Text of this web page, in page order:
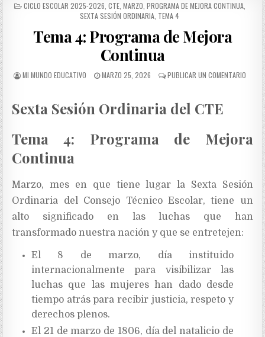
CICLO ESCOLAR 2025-2026 CTE, MARZO PROGRAMA DE MEJORA CONTINUA,
SEXTA SESIÓN ORDINARIA TEMA 4
Tema 4: Programa de Mejora
Continua
MI MUNDO EDUCATIVO MARZO 25, 2026 PUBLICAR UN COMENTARIO
Sexta Sesión Ordinaria del CTE
Tema 4: Programa de Mejora
Continua
Marzo, mes en que tiene lugar la Sexta Sesión
Ordinaria del Consejo Técnico Escolar, tiene un
alto significado en las luchas que han
transformado nuestra nación y que se entretejen:
El 8 de marzo, día instituido
internacionalmente para visibilizar las
luchas que las mujeres han dado desde
tiempo atrás para recibir justicia, respeto y
derechos plenos.
El 21 de marzo de 1806, día del natalicio de